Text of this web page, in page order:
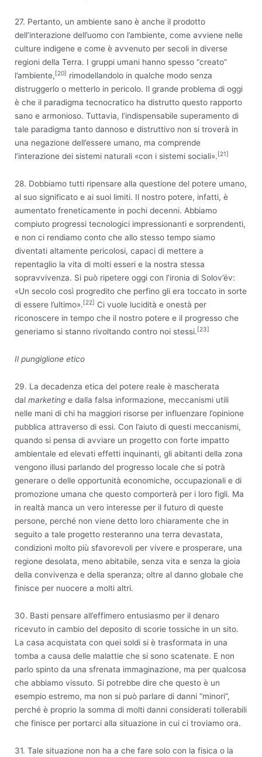
27. Pertanto, un ambiente sano è anche il prodotto
dell’interazione dell’uomo con l’ambiente, come avviene nelle
culture indigene e come è avvenuto per secoli in diverse
regioni della Terra. I gruppi umani hanno spesso “creato”
l’ambiente, [20] rimodellandolo in qualche modo senza
distruggerlo o metterlo in pericolo. Il grande problema di oggi
è che il paradigma tecnocratico ha distrutto questo rapporto
sano e armonioso. Tuttavia, l’indispensabile superamento di
tale paradigma tanto dannoso e distruttivo non si troverà in
una negazione dell’essere umano, ma comprende
l’interazione dei sistemi naturali «con i sistemi sociali». [21]
28. Dobbiamo tutti ripensare alla questione del potere umano,
al suo significato e ai suoi limiti. Il nostro potere, infatti, è
aumentato freneticamente in pochi decenni. Abbiamo
compiuto progressi tecnologici impressionanti e sorprendenti,
e non ci rendiamo conto che allo stesso tempo siamo
diventati altamente pericolosi, capaci di mettere a
repentaglio la vita di molti esseri e la nostra stessa
sopravvivenza. Si può ripetere oggi con l’ironia di Solov’ëv:
«Un secolo così progredito che perfino gli era toccato in sorte
di essere l’ultimo». [22] Ci vuole lucidità e onestà per
riconoscere in tempo che il nostro potere e il progresso che
generiamo si stanno rivoltando contro noi stessi. [23]
Il pungiglione etico
29. La decadenza etica del potere reale è mascherata
dal marketing e dalla falsa informazione, meccanismi utili
nelle mani di chi ha maggiori risorse per influenzare l’opinione
pubblica attraverso di essi. Con l’aiuto di questi meccanismi,
quando si pensa di avviare un progetto con forte impatto
ambientale ed elevati effetti inquinanti, gli abitanti della zona
vengono illusi parlando del progresso locale che si potrà
generare o delle opportunità economiche, occupazionali e di
promozione umana che questo comporterà per i loro figli. Ma
in realtà manca un vero interesse per il futuro di queste
persone, perché non viene detto loro chiaramente che in
seguito a tale progetto resteranno una terra devastata,
condizioni molto più sfavorevoli per vivere e prosperare, una
regione desolata, meno abitabile, senza vita e senza la gioia
della convivenza e della speranza; oltre al danno globale che
finisce per nuocere a molti altri.
30. Basti pensare all’effimero entusiasmo per il denaro
ricevuto in cambio del deposito di scorie tossiche in un sito.
La casa acquistata con quei soldi si è trasformata in una
tomba a causa delle malattie che si sono scatenate. E non
parlo spinto da una sfrenata immaginazione, ma per qualcosa
che abbiamo vissuto. Si potrebbe dire che questo è un
esempio estremo, ma non si può parlare di danni “minori”,
perché è proprio la somma di molti danni considerati tollerabili
che finisce per portarci alla situazione in cui ci troviamo ora.
31. Tale situazione non ha a che fare solo con la fisica o la